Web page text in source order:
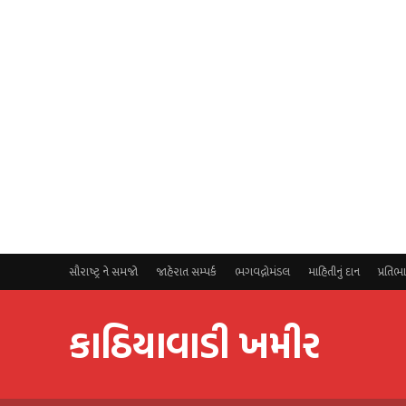
સૌરાષ્ટ્ર ને સમજો જાહેરાત સમ્પર્ક ભગવદ્ગોમંડલ માહિતીનું દાન
કાઠિયાવાડી ખમીર